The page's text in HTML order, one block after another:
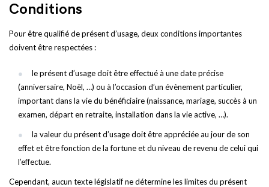
Conditions
Pour être qualifié de présent d’usage, deux conditions importantes
doivent être respectées :
le présent d’usage doit être effectué à une date précise
(anniversaire, Noël, …) ou à l’occasion d’un évènement particulier,
important dans la vie du bénéficiaire (naissance, mariage, succès à un
examen, départ en retraite, installation dans la vie active, …).
la valeur du présent d’usage doit être appréciée au jour de son
effet et être fonction de la fortune et du niveau de revenu de celui qui
l’effectue.
Cependant, aucun texte législatif ne détermine les limites du présent